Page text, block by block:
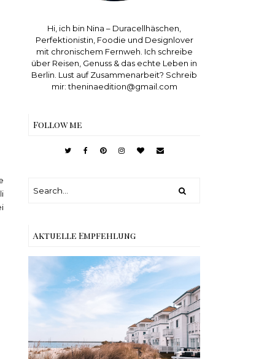
Hi, ich bin Nina – Duracellhäschen,
Perfektionistin, Foodie und Designlover
mit chronischem Fernweh. Ich schreibe
über Reisen, Genuss & das echte Leben in
Berlin. Lust auf Zusammenarbeit? Schreib
mir: theninaedition@gmail.com
Follow me
Aktuelle Empfehlung
Reisen - Schleiregion